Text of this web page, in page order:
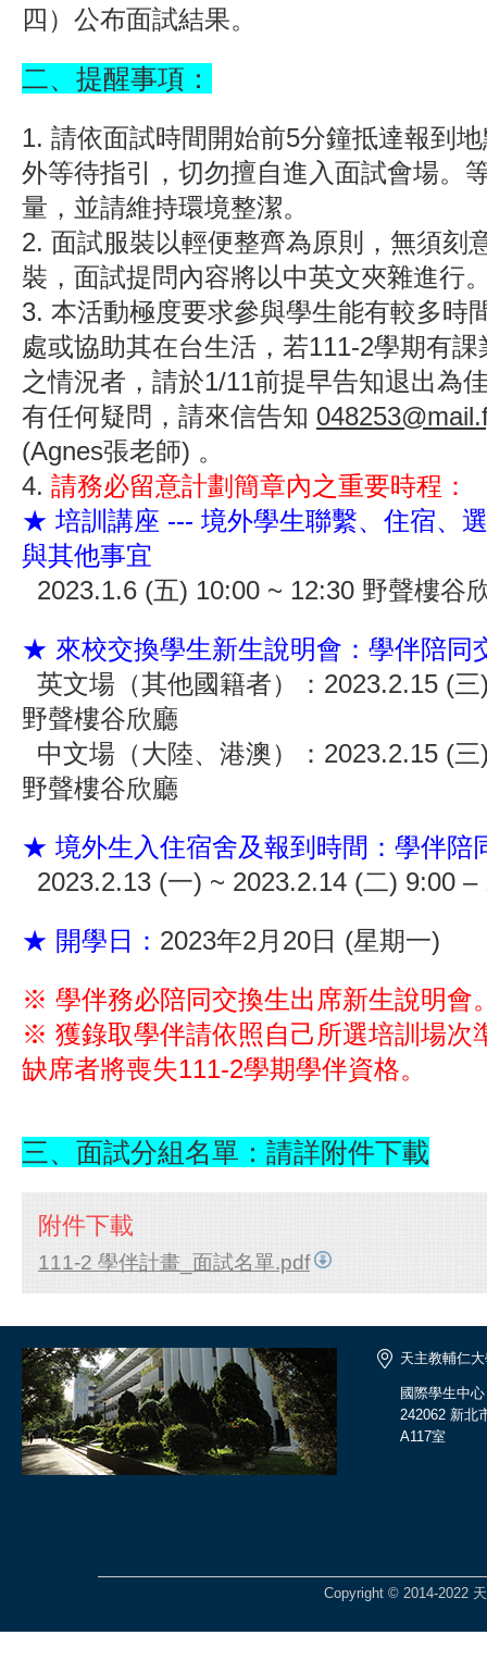
四）公布面試結果。
二、提醒事項：
1. 請依面試時間開始前5分鐘抵達報到
外等待指引，切勿擅自進入面試會場。
量，並請維持環境整潔。
2. 面試服裝以輕便整齊為原則，無須刻
裝，面試提問內容將以中英文夾雜進行
3. 本活動極度要求參與學生能有較多時
處或協助其在台生活，若111-2學期有
之情況者，請於1/11前提早告知退出為
有任何疑問，請來信告知
(Agnes張老師) 。
4. 請務必留意計劃簡章內之重要時程：
★ 培訓講座 --- 境外學生聯繫、住宿、
與其他事宜
2023.1.6 (五) 10:00 ~ 12:30 野聲樓谷
★ 來校交換學生新生說明會：學伴陪同
英文場（其他國籍者）：2023.2.15 (
野聲樓谷欣廳
中文場（大陸、港澳）：2023.2.15 (
野聲樓谷欣廳
★ 境外生入住宿舍及報到時間：學伴陪
2023.2.13 (一) ~ 2023.2.14 (二) 9:00 –
★ 開學日： 2023年2月20日 (星期一)
※ 學伴務必陪同交換生出席新生說明會
※ 獲錄取學伴請依照自己所選培訓場次
缺席者將喪失111-2學期學伴資格。
三、面試分組名單：請詳附件下載
附件下載
111-2 學伴計畫_面試名單.pdf
天主教輔仁
國際學生中心
242062 新北
A117室
Copyright © 2014-2022